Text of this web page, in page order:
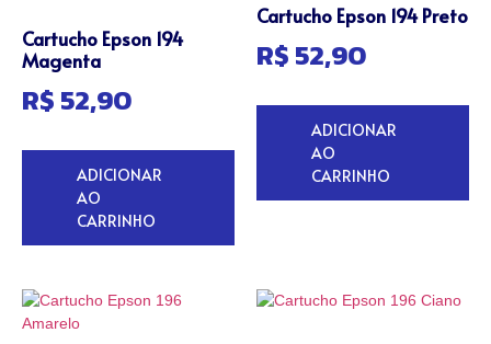
Cartucho Epson 194
Magenta
R$52,90
ADICIONAR
AO
CARRINHO
Cartucho Epson 194 Preto
R$52,90
ADICIONAR
AO
CARRINHO